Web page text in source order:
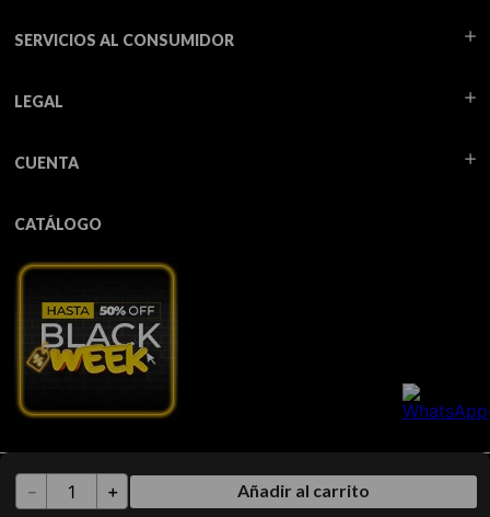
＋
－ Añadir al carrito
SERVICIOS AL CONSUMIDOR
LEGAL
CUENTA
CATÁLOGO
Todos los derechos reservados TUA - 2026